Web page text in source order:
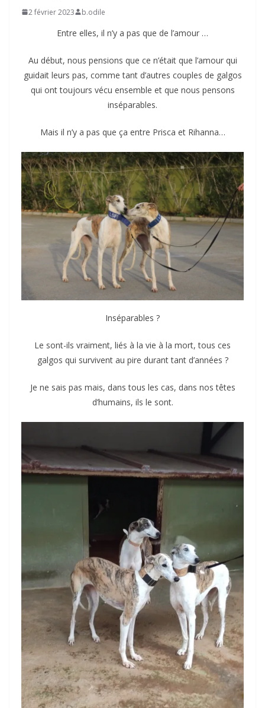
2 février 2023 b.odile
Entre elles, il n’y a pas que de l’amour …
Au début, nous pensions que ce n’était que l’amour qui
guidait leurs pas, comme tant d’autres couples de galgos
qui ont toujours vécu ensemble et que nous pensons
inséparables.
Mais il n’y a pas que ça entre Prisca et Rihanna…
Inséparables ?
Le sont-ils vraiment, liés à la vie à la mort, tous ces
galgos qui survivent au pire durant tant d’années ?
Je ne sais pas mais, dans tous les cas, dans nos têtes
d’humains, ils le sont.